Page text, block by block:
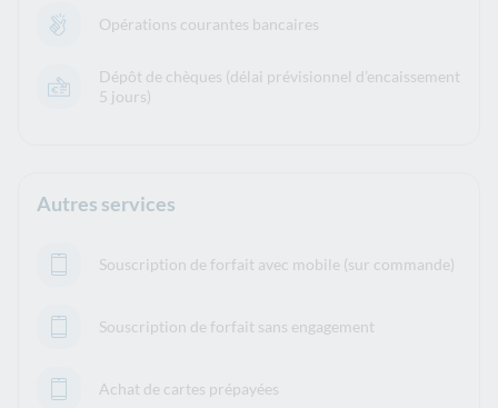
Opérations courantes bancaires
Dépôt de chèques (délai prévisionnel d’encaissement
5 jours)
Autres services
Souscription de forfait avec mobile (sur commande)
Souscription de forfait sans engagement
Achat de cartes prépayées